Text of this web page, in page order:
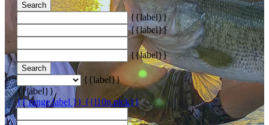
Search
{{label}}
{{label}}
{{label}}
Search
{{label}}
{{label}}
{{ range.label }} {{l10n.pick}}